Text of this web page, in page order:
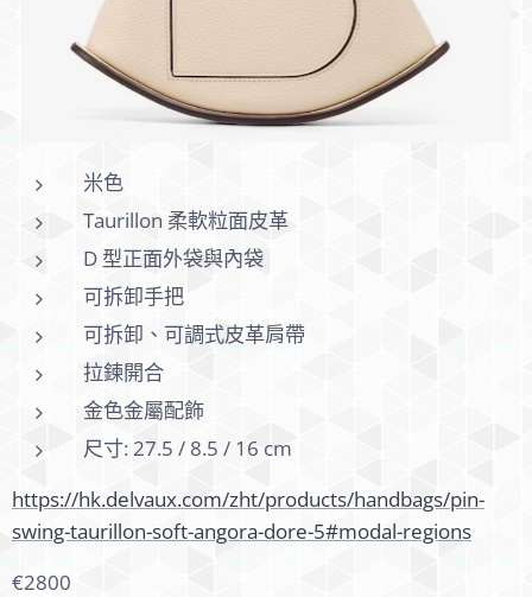
米色
Taurillon 柔軟粒面皮革
D 型正面外袋與內袋
可拆卸手把
可拆卸、可調式皮革肩帶
拉鍊開合
金色金屬配飾
尺寸: 27.5 / 8.5 / 16 cm
https://hk.delvaux.com/zht/products/handbags/pin-
swing-taurillon-soft-angora-dore-5#modal-regions
€2800